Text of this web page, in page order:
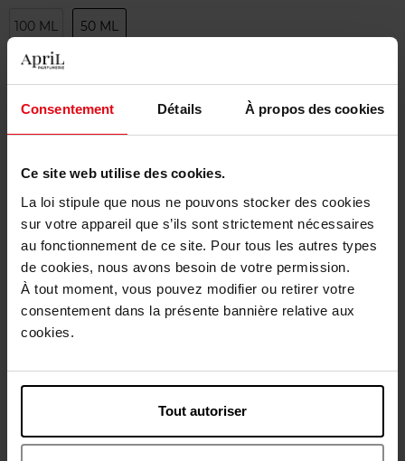
Consentement Détails À propos des cookies
Ce site web utilise des cookies.
La loi stipule que nous ne pouvons stocker des cookies
sur votre appareil que s’ils sont strictement nécessaires
au fonctionnement de ce site. Pour tous les autres types
de cookies, nous avons besoin de votre permission.
À tout moment, vous pouvez modifier ou retirer votre
consentement dans la présente bannière relative aux
cookies.
Tout autoriser
100 ML 50 ML
Quantité
Cet article n'est plus disponible pour le moment
Être prévenu de la disponibilité
Retour gratuit dans votre magasin
Emballage cadeau offert